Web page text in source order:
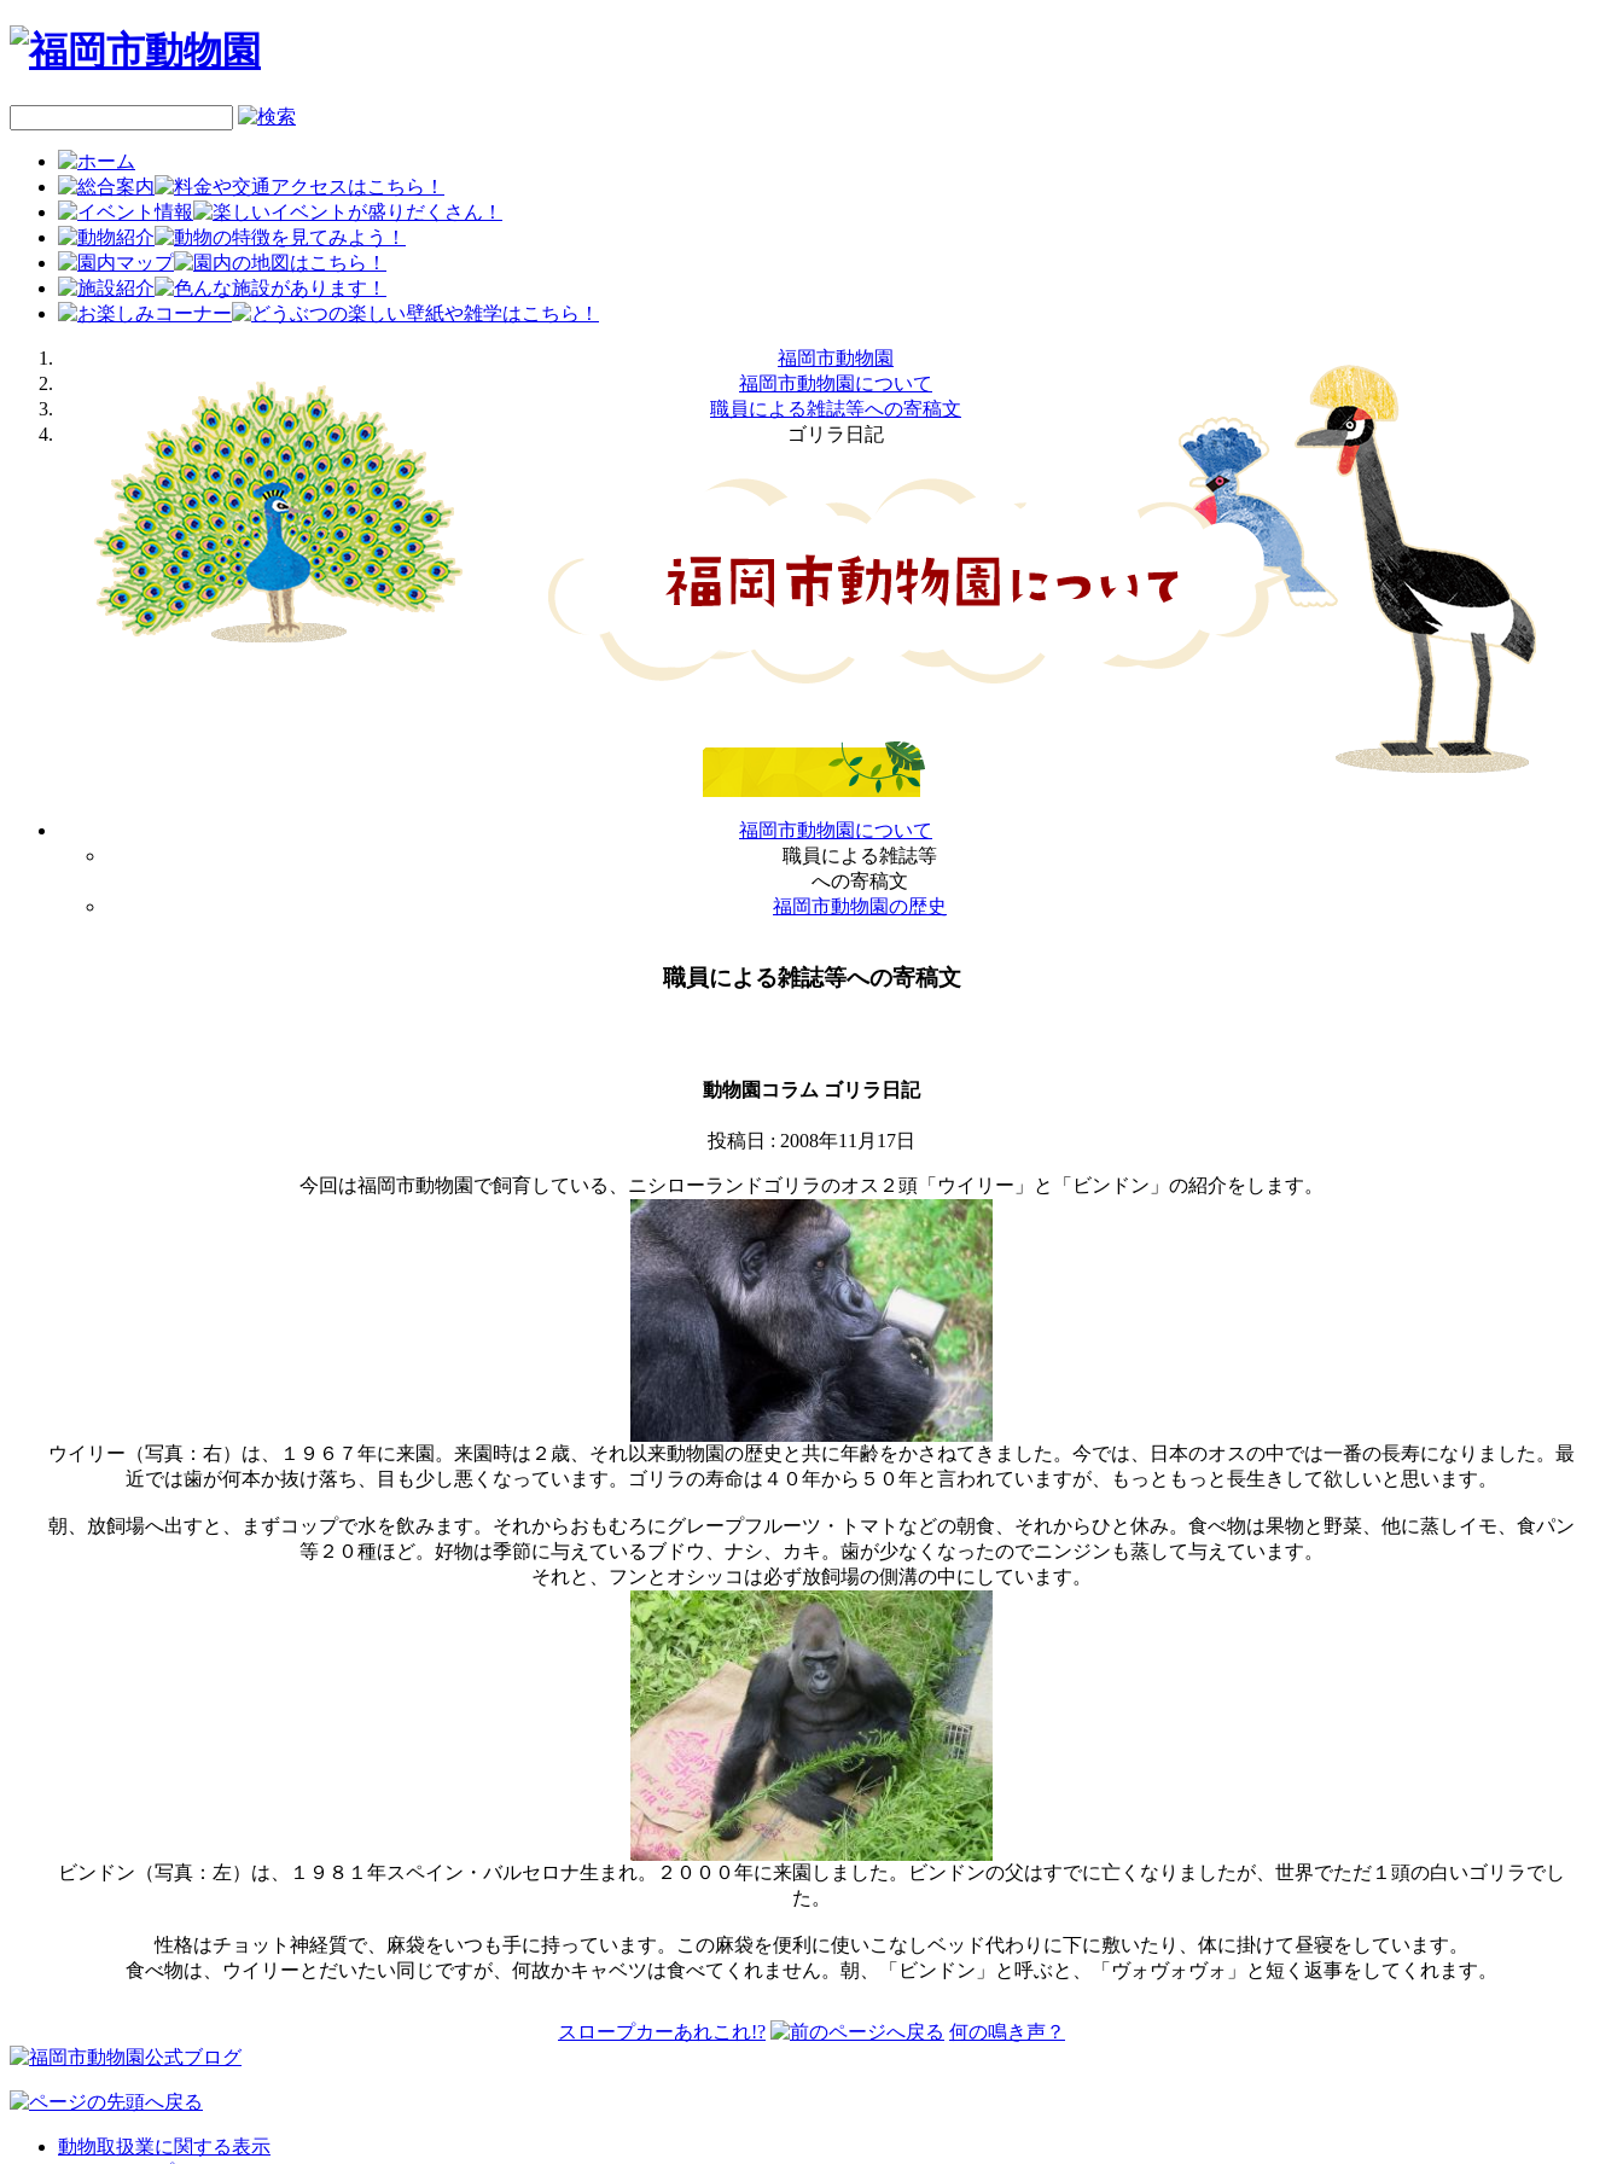
福岡市動物園
福岡市動物園について
職員による雑誌等への寄稿文
ゴリラ日記
福岡市動物園について
職員による雑誌等
への寄稿文
福岡市動物園の歴史
職員による雑誌等への寄稿文
動物園コラム ゴリラ日記
投稿日 : 2008年11月17日
今回は福岡市動物園で飼育している、ニシローランドゴリラのオス２頭「ウイリー」と「ビンドン」の紹介をします。
ウイリー（写真：右）は、１９６７年に来園。来園時は２歳、それ以来動物園の歴史と共に年齢をかさねてきました。今では、日本のオスの中では一番の長寿になりました。最
近では歯が何本か抜け落ち、目も少し悪くなっています。ゴリラの寿命は４０年から５０年と言われていますが、もっともっと長生きして欲しいと思います。
朝、放飼場へ出すと、まずコップで水を飲みます。それからおもむろにグレープフルーツ・トマトなどの朝食、それからひと休み。食べ物は果物と野菜、他に蒸しイモ、食パン
等２０種ほど。好物は季節に与えているブドウ、ナシ、カキ。歯が少なくなったのでニンジンも蒸して与えています。
それと、フンとオシッコは必ず放飼場の側溝の中にしています。
ビンドン（写真：左）は、１９８１年スペイン・バルセロナ生まれ。２０００年に来園しました。ビンドンの父はすでに亡くなりましたが、世界でただ１頭の白いゴリラでし
た。
性格はチョット神経質で、麻袋をいつも手に持っています。この麻袋を便利に使いこなしベッド代わりに下に敷いたり、体に掛けて昼寝をしています。
食べ物は、ウイリーとだいたい同じですが、何故かキャベツは食べてくれません。朝、「ビンドン」と呼ぶと、「ヴォヴォヴォ」と短く返事をしてくれます。
スロープカーあれこれ!? 何の鳴き声？
動物取扱業に関する表示